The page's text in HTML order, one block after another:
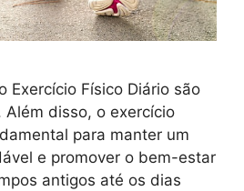
Exercício Físico Diário são
disso, o exercício
para manter um
e promover o bem-estar
antigos até os dias